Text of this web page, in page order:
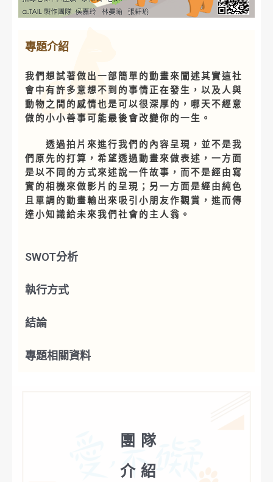
專題介紹
我們想試著做出一部簡單的動畫來闡述其實這社
會中有許多意想不到的事情正在發生，以及人與
動物之間的感情也是可以很深厚的，哪天不經意
做的小小善事可能最後會改變你的一生。
透過拍片來進行我們的內容呈現，並不是我
們原先的打算，希望透過動畫來做表述，一方面
是以不同的方式來述說一件故事，而不是經由寫
實的相機來做影片的呈現；另一方面是經由純色
且單調的動畫輸出來吸引小朋友作觀賞，進而傳
達小知識給未來我們社會的主人翁。
SWOT分析
執行方式
結論
專題相關資料
團隊
介紹